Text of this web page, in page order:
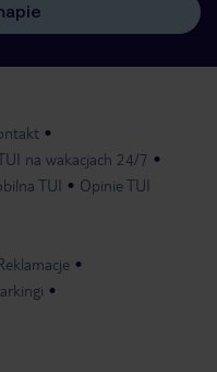
na wakacjach 24/7
TUI Opinie TUI